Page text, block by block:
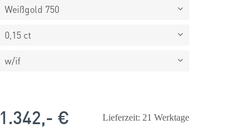
Weißgold 750
0,15 ct
w/if
Lieferzeit: 21 Werktage
1.342,- €